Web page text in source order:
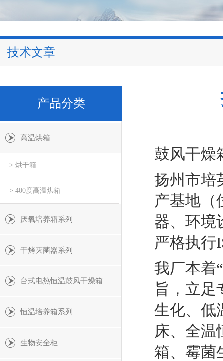
技术文章
鼓风干燥
扬州市培
产基地（
器、环境
严格执行
我厂本着
旨，立足
生化、低
床、全温
箱、霉菌
产品分类
高温烘箱
> 烘干箱
> 400度高温烘箱
厌氧培养箱系列
干烤灭菌器系列
台式电热恒温鼓风干燥箱
恒温培养箱系列
生物安全柜